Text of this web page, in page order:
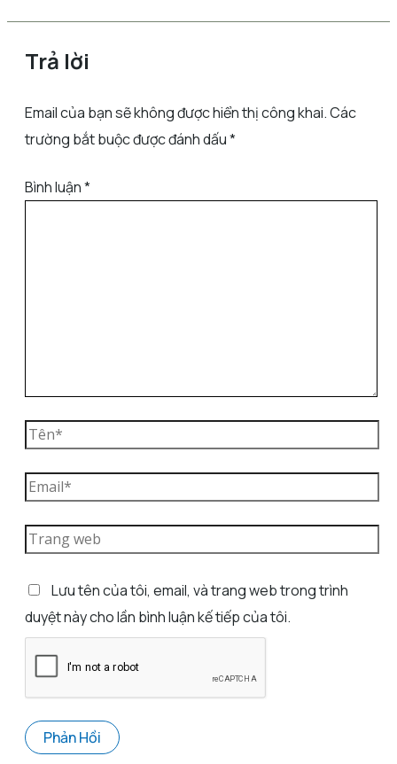
Trả lời
Email của bạn sẽ không được hiển thị công khai.Các
trường bắt buộc được đánh dấu*
Bình luận*
Lưu tên của tôi, email, và trang web trong trình
duyệt này cho lần bình luận kế tiếp của tôi.